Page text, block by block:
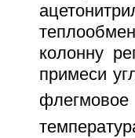
колонну
примеси